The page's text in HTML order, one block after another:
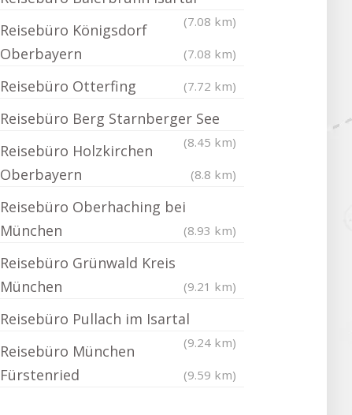
(7.08 km)
Reisebüro Königsdorf
Oberbayern
(7.08 km)
Reisebüro Otterfing (7.72 km)
Reisebüro Berg Starnberger See
(8.45 km)
Reisebüro Holzkirchen
Oberbayern
(8.8 km)
Reisebüro Oberhaching bei
München
(8.93 km)
Reisebüro Grünwald Kreis
München
(9.21 km)
Reisebüro Pullach im Isartal
(9.24 km)
Reisebüro München
Fürstenried
(9.59 km)